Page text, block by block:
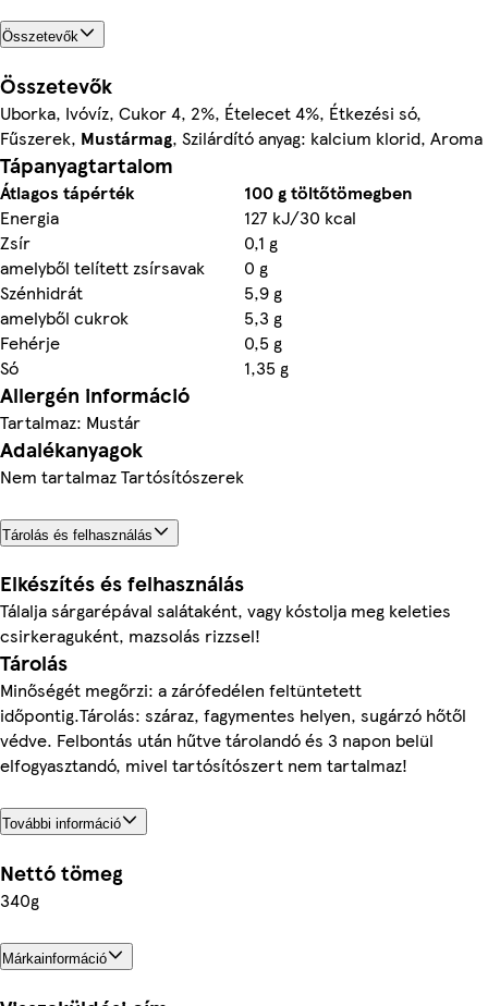
Összetevők
Összetevők
Uborka, Ivóvíz, Cukor 4, 2%, Ételecet 4%, Étkezési só,
Fűszerek, Mustármag, Szilárdító anyag: kalcium klorid, Aroma
Tápanyagtartalom
Átlagos tápérték
100 g töltőtömegben
Energia
127 kJ/30 kcal
Zsír
0,1 g
amelyből telített zsírsavak
0 g
Szénhidrát
5,9 g
amelyből cukrok
5,3 g
Fehérje
0,5 g
Só
1,35 g
Allergén információ
Tartalmaz: Mustár
Adalékanyagok
Nem tartalmaz Tartósítószerek
Tárolás és felhasználás
Elkészítés és felhasználás
Tálalja sárgarépával salátaként, vagy kóstolja meg keleties
csirkeraguként, mazsolás rizzsel!
Tárolás
Minőségét megőrzi: a zárófedélen feltüntetett
időpontig.Tárolás: száraz, fagymentes helyen, sugárzó hőtől
védve. Felbontás után hűtve tárolandó és 3 napon belül
elfogyasztandó, mivel tartósítószert nem tartalmaz!
További információ
Nettó tömeg
340g
Márkainformáció